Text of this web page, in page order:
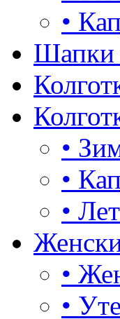
•
•
•
•
•
•